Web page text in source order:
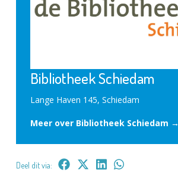
Bibliotheek Schiedam
Lange Haven 145, Schiedam
Meer over Bibliotheek Schiedam →
Deel dit via: